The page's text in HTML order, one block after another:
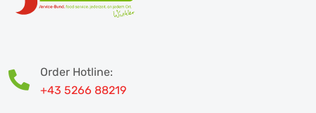
Order Hotline:
+43 5266 88219